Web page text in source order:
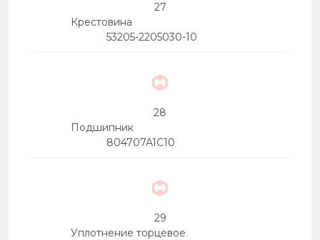
27
Крестовина
53205-2205030-10
28
Подшипник
804707A1C10
29
Уплотнение торцевое